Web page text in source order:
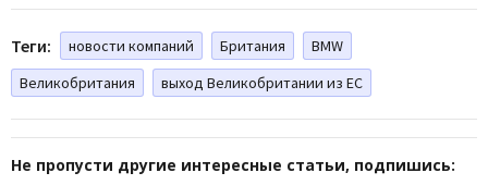
Теги: новости компаний Британия
BMW
Великобритания
выход Великобритании из ЕС
Не пропусти другие интересные статьи, подпишись: